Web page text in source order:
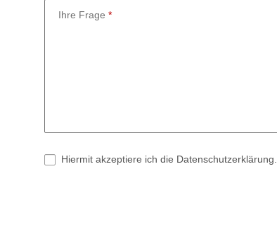
Ihre Frage
Hiermit akzeptiere ich die Datenschutzerklärung.